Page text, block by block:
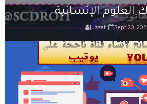
وفق أخر تحيين
المتعلقة بالمادة المدنية
الأضرار النووية
الإنسانية
Juzzef Sept 20,